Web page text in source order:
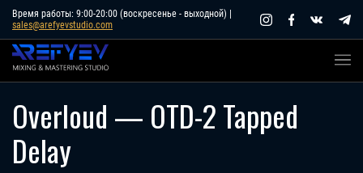
Skip
content
Время работы: 9:00-20:00 (воскресенье - выходной) |
sales@arefyevstudio.com
Overloud — OTD-2 Tapped
Delay